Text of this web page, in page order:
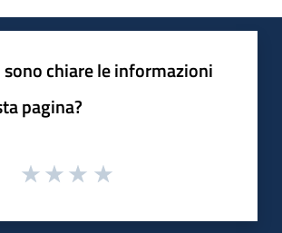
sono chiare le informazioni
pagina?